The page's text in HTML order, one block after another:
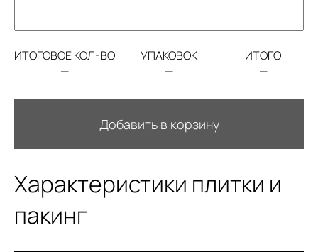
ИТОГОВОЕ КОЛ-ВО
—
УПАКОВОК
—
ИТОГО
—
Добавить в корзину
Характеристики плитки и
пакинг